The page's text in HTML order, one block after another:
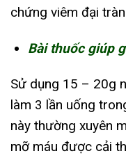
chứng viêm đại
Bài thuốc giúp
Sử dụng 15 – 20g
làm 3 lần uống
này thường xuyên
mỡ máu được cải